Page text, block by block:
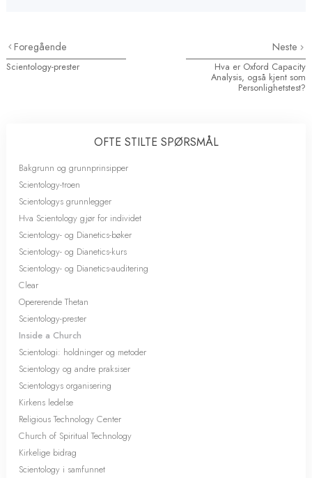
Foregående
Scientology-prester
Neste
Hva er Oxford Capacity
Analysis, også kjent som
Personlighetstest?
OFTE STILTE SPØRSMÅL
Bakgrunn og grunnprinsipper
Scientology-troen
Scientologys grunnlegger
Hva Scientology gjør for individet
Scientology- og Dianetics-bøker
Scientology- og Dianetics-kurs
Scientology- og Dianetics-auditering
Clear
Opererende Thetan
Scientology-prester
Inside a Church
Scientologi: holdninger og metoder
Scientology og andre praksiser
Scientologys organisering
Kirkens ledelse
Religious Technology Center
Church of Spiritual Technology
Kirkelige bidrag
Scientology i samfunnet